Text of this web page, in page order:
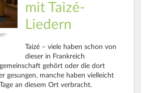
mit Taizé-
Liedern
Taizé – viele haben schon von
dieser in Frankreich
gehört oder die dort
gesungen, manche haben vielleicht
an diesem Ort verbracht.